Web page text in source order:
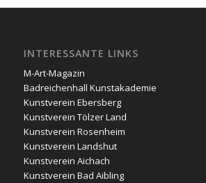
INTERESSANTE LINKS
M-Art-Magazin
Badreichenhall Kunstakademie
Kunstverein Ebersberg
Kunstverein Tölzer Land
Kunstverein Rosenheim
Kunstverein Landshut
Kunstverein Aichach
Kunstverein Bad Aibling